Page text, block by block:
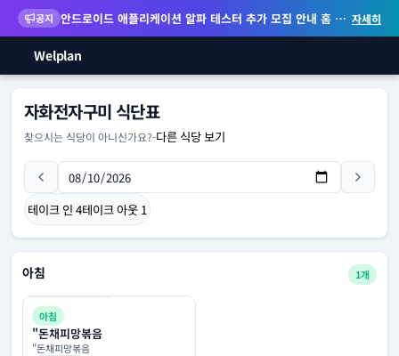
공지 안드로이드 애플리케이션 알파 테스터 추가 모집 안내 홈 화면 위젯 등 지원 자세히
Welplan
자화전자구미 식단표
찾으시는 식당이 아니신가요?-다른 식당 보기
테이크 인 4테이크 아웃 1
아침 1개
아침
"돈채피망볶음
"돈채피망볶음